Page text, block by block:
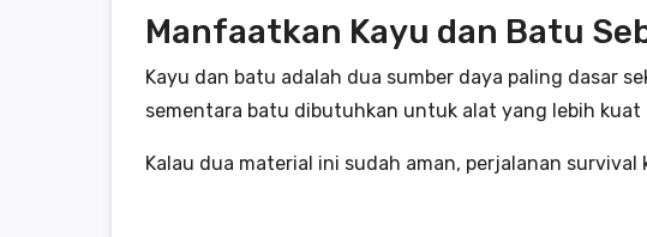
Manfaatkan Kayu dan Batu
Kayu dan batu adalah dua sumber daya paling dasar
sementara batu dibutuhkan untuk alat yang lebih
Kalau dua material ini sudah aman, perjalanan survival